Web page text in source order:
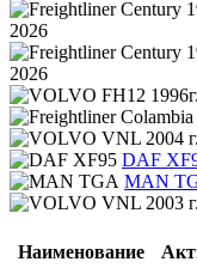
2026
2026
DAF
MAN
Наименование